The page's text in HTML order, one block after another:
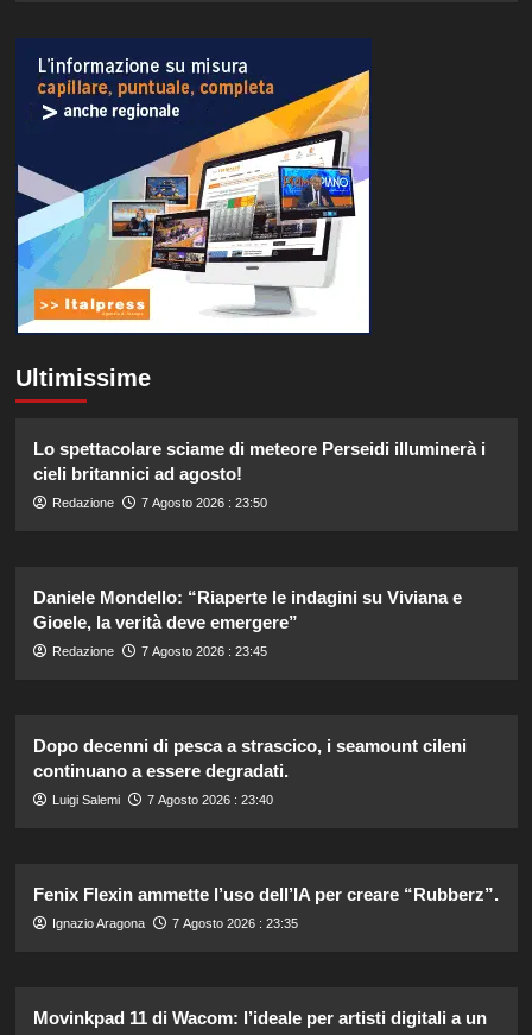
Ultimissime
Lo spettacolare sciame di meteore Perseidi illuminerà i
cieli britannici ad agosto!
Redazione 7 Agosto 2026 : 23:50
Daniele Mondello: “Riaperte le indagini su Viviana e
Gioele, la verità deve emergere”
Redazione 7 Agosto 2026 : 23:45
Dopo decenni di pesca a strascico, i seamount cileni
continuano a essere degradati.
Luigi Salemi 7 Agosto 2026 : 23:40
Fenix Flexin ammette l’uso dell’IA per creare “Rubberz”.
Ignazio Aragona 7 Agosto 2026 : 23:35
Movinkpad 11 di Wacom: l’ideale per artisti digitali a un